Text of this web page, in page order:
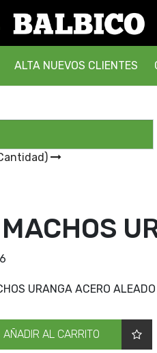
ALTA NUEVOS CLIENTES
URANGA ACERO
AÑADIR AL CARRITO